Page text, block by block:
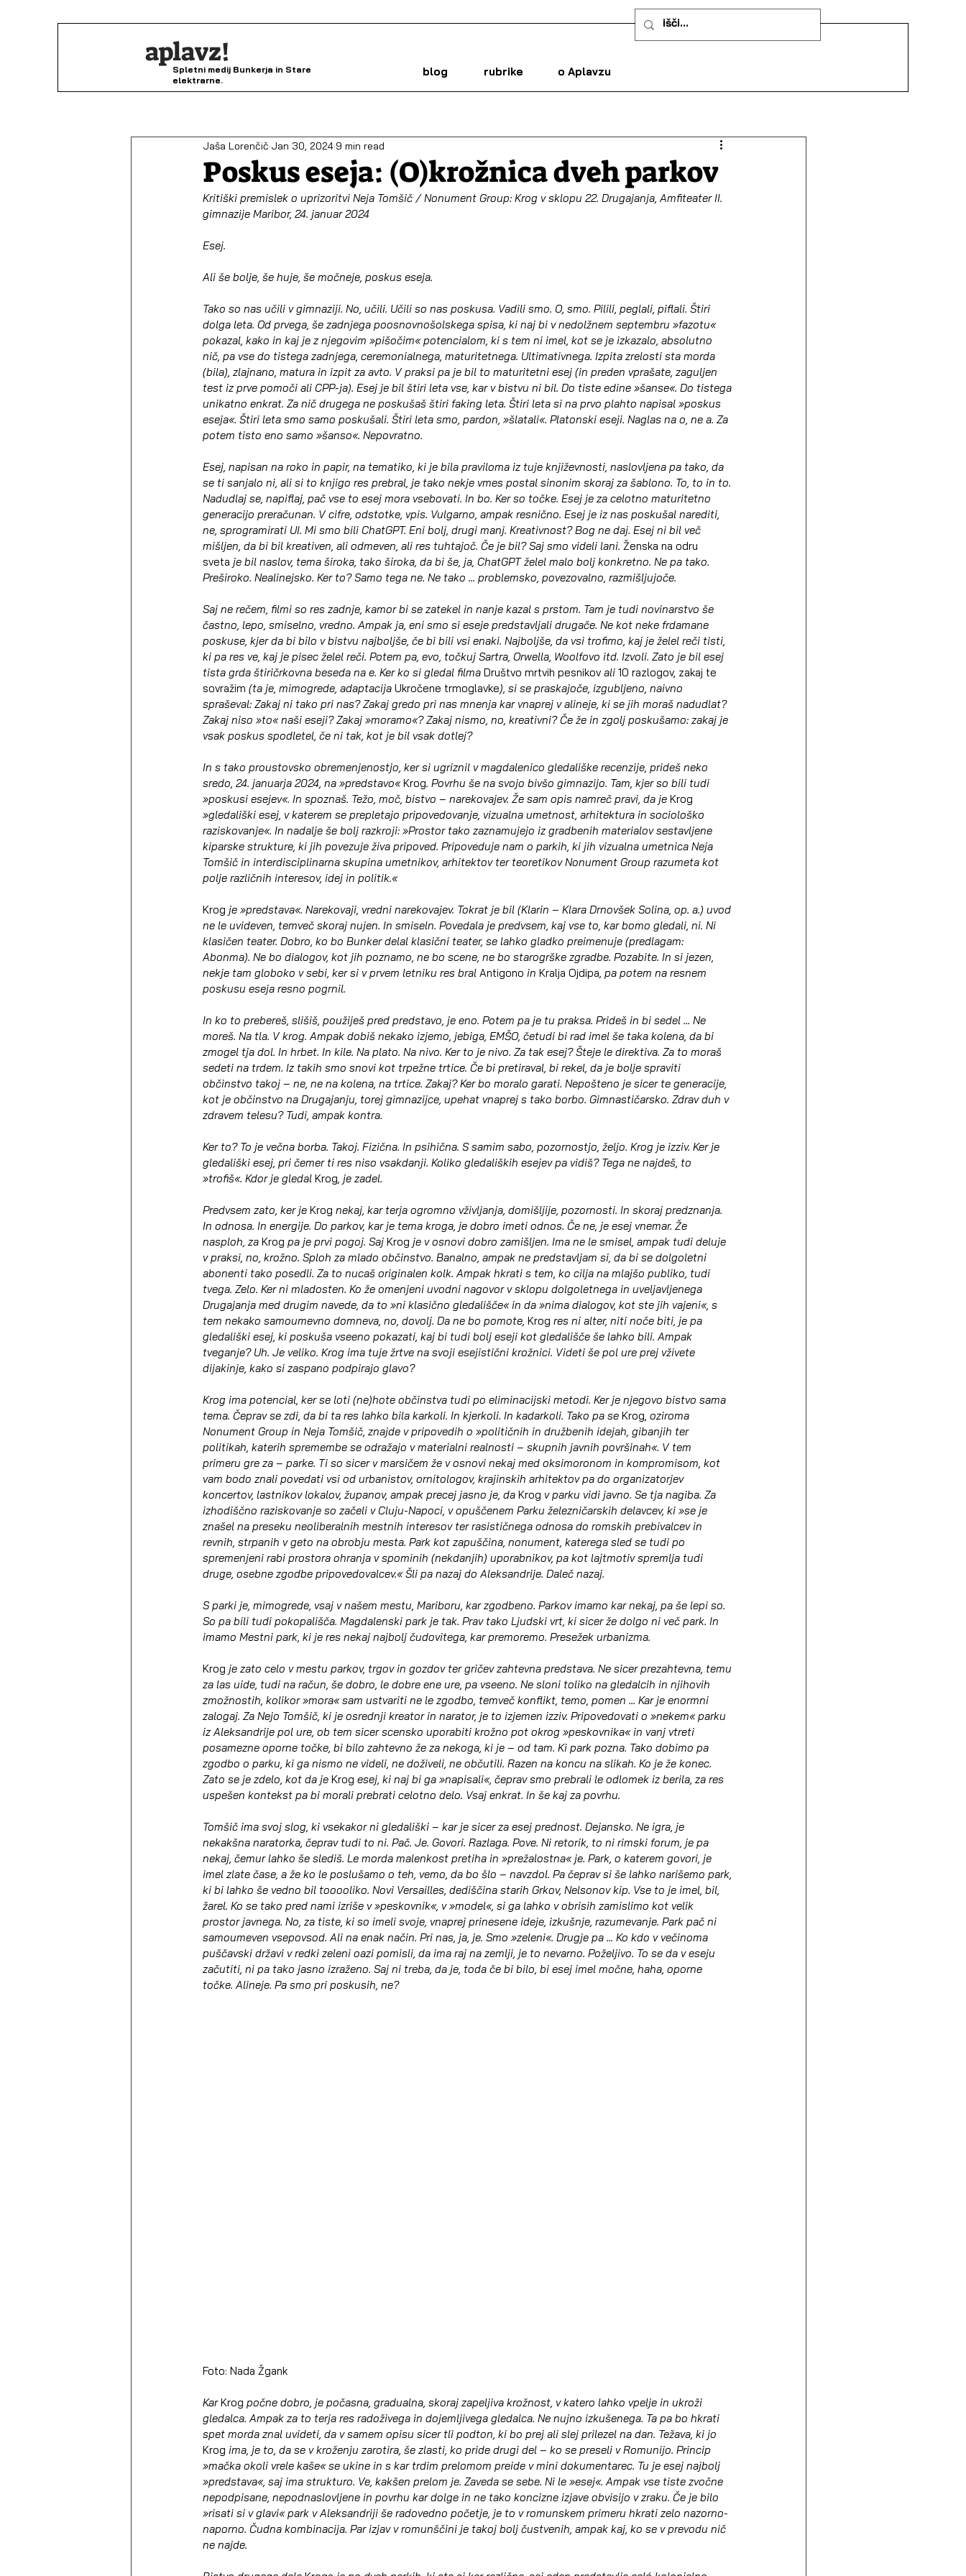
blog rubrike o Aplavzu
aplavz!
Spletni medij Bunkerja in Stare
elektrarne.
Poskus eseja: (O)krožnica dveh parkov
Jaša Lorenčič Jan 30, 2024 9 min read
Kritiški premislek o uprizoritvi Neja Tomšič / Nonument Group: Krog v sklopu 22. Drugajanja, Amfiteater II.
gimnazije Maribor, 24. januar 2024
Esej.
Ali še bolje, še huje, še močneje, poskus eseja.
Tako so nas učili v gimnaziji. No, učili. Učili so nas poskusa. Vadili smo. O, smo. Pilili, peglali, piflali. Štiri
dolga leta. Od prvega, še zadnjega poosnovnošolskega spisa, ki naj bi v nedolžnem septembru »fazotu«
pokazal, kako in kaj je z njegovim »pišočim« potencialom, ki s tem ni imel, kot se je izkazalo, absolutno
nič, pa vse do tistega zadnjega, ceremonialnega, maturitetnega. Ultimativnega. Izpita zrelosti sta morda
(bila), zlajnano, matura in izpit za avto. V praksi pa je bil to maturitetni esej (in preden vprašate, zaguljen
test iz prve pomoči ali CPP-ja). Esej je bil štiri leta vse, kar v bistvu ni bil. Do tiste edine »šanse«. Do tistega
unikatno enkrat. Za nič drugega ne poskušaš štiri faking leta. Štiri leta si na prvo plahto napisal »poskus
eseja«. Štiri leta smo samo poskušali. Štiri leta smo, pardon, »šlatali«. Platonski eseji. Naglas na o, ne a. Za
potem tisto eno samo »šanso«. Nepovratno.
Esej, napisan na roko in papir, na tematiko, ki je bila praviloma iz tuje književnosti, naslovljena pa tako, da
se ti sanjalo ni, ali si to knjigo res prebral, je tako nekje vmes postal sinonim skoraj za šablono. To, to in to.
Nadudlaj se, napiflaj, pač vse to esej mora vsebovati. In bo. Ker so točke. Esej je za celotno maturitetno
generacijo preračunan. V cifre, odstotke, vpis. Vulgarno, ampak resnično. Esej je iz nas poskušal narediti,
ne, sprogramirati UI. Mi smo bili ChatGPT. Eni bolj, drugi manj. Kreativnost? Bog ne daj. Esej ni bil več
mišljen, da bi bil kreativen, ali odmeven, ali res tuhtajoč. Če je bil? Saj smo videli lani. Ženska na odru
sveta je bil naslov, tema široka, tako široka, da bi še, ja, ChatGPT želel malo bolj konkretno. Ne pa tako.
Preširoko. Nealinejsko. Ker to? Samo tega ne. Ne tako ... problemsko, povezovalno, razmišljujoče.
Saj ne rečem, filmi so res zadnje, kamor bi se zatekel in nanje kazal s prstom. Tam je tudi novinarstvo še
častno, lepo, smiselno, vredno. Ampak ja, eni smo si eseje predstavljali drugače. Ne kot neke frdamane
poskuse, kjer da bi bilo v bistvu najboljše, če bi bili vsi enaki. Najboljše, da vsi trofimo, kaj je želel reči tisti,
ki pa res ve, kaj je pisec želel reči. Potem pa, evo, točkuj Sartra, Orwella, Woolfovo itd. Izvoli. Zato je bil esej
tista grda štiričrkovna beseda na e. Ker ko si gledal filma Društvo mrtvih pesnikov ali 10 razlogov, zakaj te
sovražim (ta je, mimogrede, adaptacija Ukročene trmoglavke), si se praskajoče, izgubljeno, naivno
spraševal: Zakaj ni tako pri nas? Zakaj gredo pri nas mnenja kar vnaprej v alineje, ki se jih moraš nadudlat?
Zakaj niso »to« naši eseji? Zakaj »moramo«? Zakaj nismo, no, kreativni? Če že in zgolj poskušamo: zakaj je
vsak poskus spodletel, če ni tak, kot je bil vsak dotlej?
In s tako proustovsko obremenjenostjo, ker si ugriznil v magdalenico gledališke recenzije, prideš neko
sredo, 24. januarja 2024, na »predstavo« Krog. Povrhu še na svojo bivšo gimnazijo. Tam, kjer so bili tudi
»poskusi esejev«. In spoznaš. Težo, moč, bistvo – narekovajev. Že sam opis namreč pravi, da je Krog
»gledališki esej, v katerem se prepletajo pripovedovanje, vizualna umetnost, arhitektura in sociološko
raziskovanje«. In nadalje še bolj razkroji: »Prostor tako zaznamujejo iz gradbenih materialov sestavljene
kiparske strukture, ki jih povezuje živa pripoved. Pripoveduje nam o parkih, ki jih vizualna umetnica Neja
Tomšič in interdisciplinarna skupina umetnikov, arhitektov ter teoretikov Nonument Group razumeta kot
polje različnih interesov, idej in politik.«
Krog je »predstava«. Narekovaji, vredni narekovajev. Tokrat je bil (Klarin – Klara Drnovšek Solina, op. a.) uvod
ne le uvideven, temveč skoraj nujen. In smiseln. Povedala je predvsem, kaj vse to, kar bomo gledali, ni. Ni
klasičen teater. Dobro, ko bo Bunker delal klasični teater, se lahko gladko preimenuje (predlagam:
Abonma). Ne bo dialogov, kot jih poznamo, ne bo scene, ne bo starogrške zgradbe. Pozabite. In si jezen,
nekje tam globoko v sebi, ker si v prvem letniku res bral Antigono in Kralja Ojdipa, pa potem na resnem
poskusu eseja resno pogrnil.
In ko to prebereš, slišiš, použiješ pred predstavo, je eno. Potem pa je tu praksa. Prideš in bi sedel ... Ne
moreš. Na tla. V krog. Ampak dobiš nekako izjemo, jebiga, EMŠO, četudi bi rad imel še taka kolena, da bi
zmogel tja dol. In hrbet. In kile. Na plato. Na nivo. Ker to je nivo. Za tak esej? Šteje le direktiva. Za to moraš
sedeti na trdem. Iz takih smo snovi kot trpežne trtice. Če bi pretiraval, bi rekel, da je bolje spraviti
občinstvo takoj – ne, ne na kolena, na trtice. Zakaj? Ker bo moralo garati. Nepošteno je sicer te generacije,
kot je občinstvo na Drugajanju, torej gimnazijce, upehat vnaprej s tako borbo. Gimnastičarsko. Zdrav duh v
zdravem telesu? Tudi, ampak kontra.
Ker to? To je večna borba. Takoj. Fizična. In psihična. S samim sabo, pozornostjo, željo. Krog je izziv. Ker je
gledališki esej, pri čemer ti res niso vsakdanji. Koliko gledaliških esejev pa vidiš? Tega ne najdeš, to
»trofiš«. Kdor je gledal Krog, je zadel.
Predvsem zato, ker je Krog nekaj, kar terja ogromno vživljanja, domišljije, pozornosti. In skoraj predznanja.
In odnosa. In energije. Do parkov, kar je tema kroga, je dobro imeti odnos. Če ne, je esej vnemar. Že
nasploh, za Krog pa je prvi pogoj. Saj Krog je v osnovi dobro zamišljen. Ima ne le smisel, ampak tudi deluje
v praksi, no, krožno. Sploh za mlado občinstvo. Banalno, ampak ne predstavljam si, da bi se dolgoletni
abonenti tako posedli. Za to nucaš originalen kolk. Ampak hkrati s tem, ko cilja na mlajšo publiko, tudi
tvega. Zelo. Ker ni mladosten. Ko že omenjeni uvodni nagovor v sklopu dolgoletnega in uveljavljenega
Drugajanja med drugim navede, da to »ni klasično gledališče« in da »nima dialogov, kot ste jih vajeni«, s
tem nekako samoumevno domneva, no, dovolj. Da ne bo pomote, Krog res ni alter, niti noče biti, je pa
gledališki esej, ki poskuša vseeno pokazati, kaj bi tudi bolj eseji kot gledališče še lahko bili. Ampak
tveganje? Uh. Je veliko. Krog ima tuje žrtve na svoji esejistični krožnici. Videti še pol ure prej vživete
dijakinje, kako si zaspano podpirajo glavo?
Krog ima potencial, ker se loti (ne)hote občinstva tudi po eliminacijski metodi. Ker je njegovo bistvo sama
tema. Čeprav se zdi, da bi ta res lahko bila karkoli. In kjerkoli. In kadarkoli. Tako pa se Krog, oziroma
Nonument Group in Neja Tomšič, znajde v pripovedih o »političnih in družbenih idejah, gibanjih ter
politikah, katerih spremembe se odražajo v materialni realnosti – skupnih javnih površinah«. V tem
primeru gre za – parke. Ti so sicer v marsičem že v osnovi nekaj med oksimoronom in kompromisom, kot
vam bodo znali povedati vsi od urbanistov, ornitologov, krajinskih arhitektov pa do organizatorjev
koncertov, lastnikov lokalov, županov, ampak precej jasno je, da Krog v parku vidi javno. Se tja nagiba. Za
izhodiščno raziskovanje so začeli v Cluju-Napoci, v opuščenem Parku železničarskih delavcev, ki »se je
znašel na preseku neoliberalnih mestnih interesov ter rasističnega odnosa do romskih prebivalcev in
revnih, strpanih v geto na obrobju mesta. Park kot zapuščina, nonument, katerega sled se tudi po
spremenjeni rabi prostora ohranja v spominih (nekdanjih) uporabnikov, pa kot lajtmotiv spremlja tudi
druge, osebne zgodbe pripovedovalcev.« Šli pa nazaj do Aleksandrije. Daleč nazaj.
S parki je, mimogrede, vsaj v našem mestu, Mariboru, kar zgodbeno. Parkov imamo kar nekaj, pa še lepi so.
So pa bili tudi pokopališča. Magdalenski park je tak. Prav tako Ljudski vrt, ki sicer že dolgo ni več park. In
imamo Mestni park, ki je res nekaj najbolj čudovitega, kar premoremo. Presežek urbanizma.
Krog je zato celo v mestu parkov, trgov in gozdov ter gričev zahtevna predstava. Ne sicer prezahtevna, temu
za las uide, tudi na račun, še dobro, le dobre ene ure, pa vseeno. Ne sloni toliko na gledalcih in njihovih
zmožnostih, kolikor »mora« sam ustvariti ne le zgodbo, temveč konflikt, temo, pomen ... Kar je enormni
zalogaj. Za Nejo Tomšič, ki je osrednji kreator in narator, je to izjemen izziv. Pripovedovati o »nekem« parku
iz Aleksandrije pol ure, ob tem sicer scensko uporabiti krožno pot okrog »peskovnika« in vanj vtreti
posamezne oporne točke, bi bilo zahtevno že za nekoga, ki je – od tam. Ki park pozna. Tako dobimo pa
zgodbo o parku, ki ga nismo ne videli, ne doživeli, ne občutili. Razen na koncu na slikah. Ko je že konec.
Zato se je zdelo, kot da je Krog esej, ki naj bi ga »napisali«, čeprav smo prebrali le odlomek iz berila, za res
uspešen kontekst pa bi morali prebrati celotno delo. Vsaj enkrat. In še kaj za povrhu.
Tomšič ima svoj slog, ki vsekakor ni gledališki – kar je sicer za esej prednost. Dejansko. Ne igra, je
nekakšna naratorka, čeprav tudi to ni. Pač. Je. Govori. Razlaga. Pove. Ni retorik, to ni rimski forum, je pa
nekaj, čemur lahko še slediš. Le morda malenkost pretiha in »prežalostna« je. Park, o katerem govori, je
imel zlate čase, a že ko le poslušamo o teh, vemo, da bo šlo – navzdol. Pa čeprav si še lahko narišemo park,
ki bi lahko še vedno bil tooooliko. Novi Versailles, dediščina starih Grkov, Nelsonov kip. Vse to je imel, bil,
žarel. Ko se tako pred nami izriše v »peskovnik«, v »model«, si ga lahko v obrisih zamislimo kot velik
prostor javnega. No, za tiste, ki so imeli svoje, vnaprej prinesene ideje, izkušnje, razumevanje. Park pač ni
samoumeven vsepovsod. Ali na enak način. Pri nas, ja, je. Smo »zeleni«. Drugje pa ... Ko kdo v večinoma
puščavski državi v redki zeleni oazi pomisli, da ima raj na zemlji, je to nevarno. Poželjivo. To se da v eseju
začutiti, ni pa tako jasno izraženo. Saj ni treba, da je, toda če bi bilo, bi esej imel močne, haha, oporne
točke. Alineje. Pa smo pri poskusih, ne?
Foto: Nada Žgank
Kar Krog počne dobro, je počasna, gradualna, skoraj zapeljiva krožnost, v katero lahko vpelje in ukroži
gledalca. Ampak za to terja res radoživega in dojemljivega gledalca. Ne nujno izkušenega. Ta pa bo hkrati
spet morda znal uvideti, da v samem opisu sicer tli podton, ki bo prej ali slej prilezel na dan. Težava, ki jo
Krog ima, je to, da se v kroženju zarotira, še zlasti, ko pride drugi del – ko se preseli v Romunijo. Princip
»mačka okoli vrele kaše« se ukine in s kar trdim prelomom preide v mini dokumentarec. Tu je esej najbolj
»predstava«, saj ima strukturo. Ve, kakšen prelom je. Zaveda se sebe. Ni le »esej«. Ampak vse tiste zvočne
nepodpisane, nepodnaslovljene in povrhu kar dolge in ne tako koncizne izjave obvisijo v zraku. Če je bilo
»risati si v glavi« park v Aleksandriji še radovedno početje, je to v romunskem primeru hkrati zelo nazorno-
naporno. Čudna kombinacija. Par izjav v romunščini je takoj bolj čustvenih, ampak kaj, ko se v prevodu nič
ne najde.